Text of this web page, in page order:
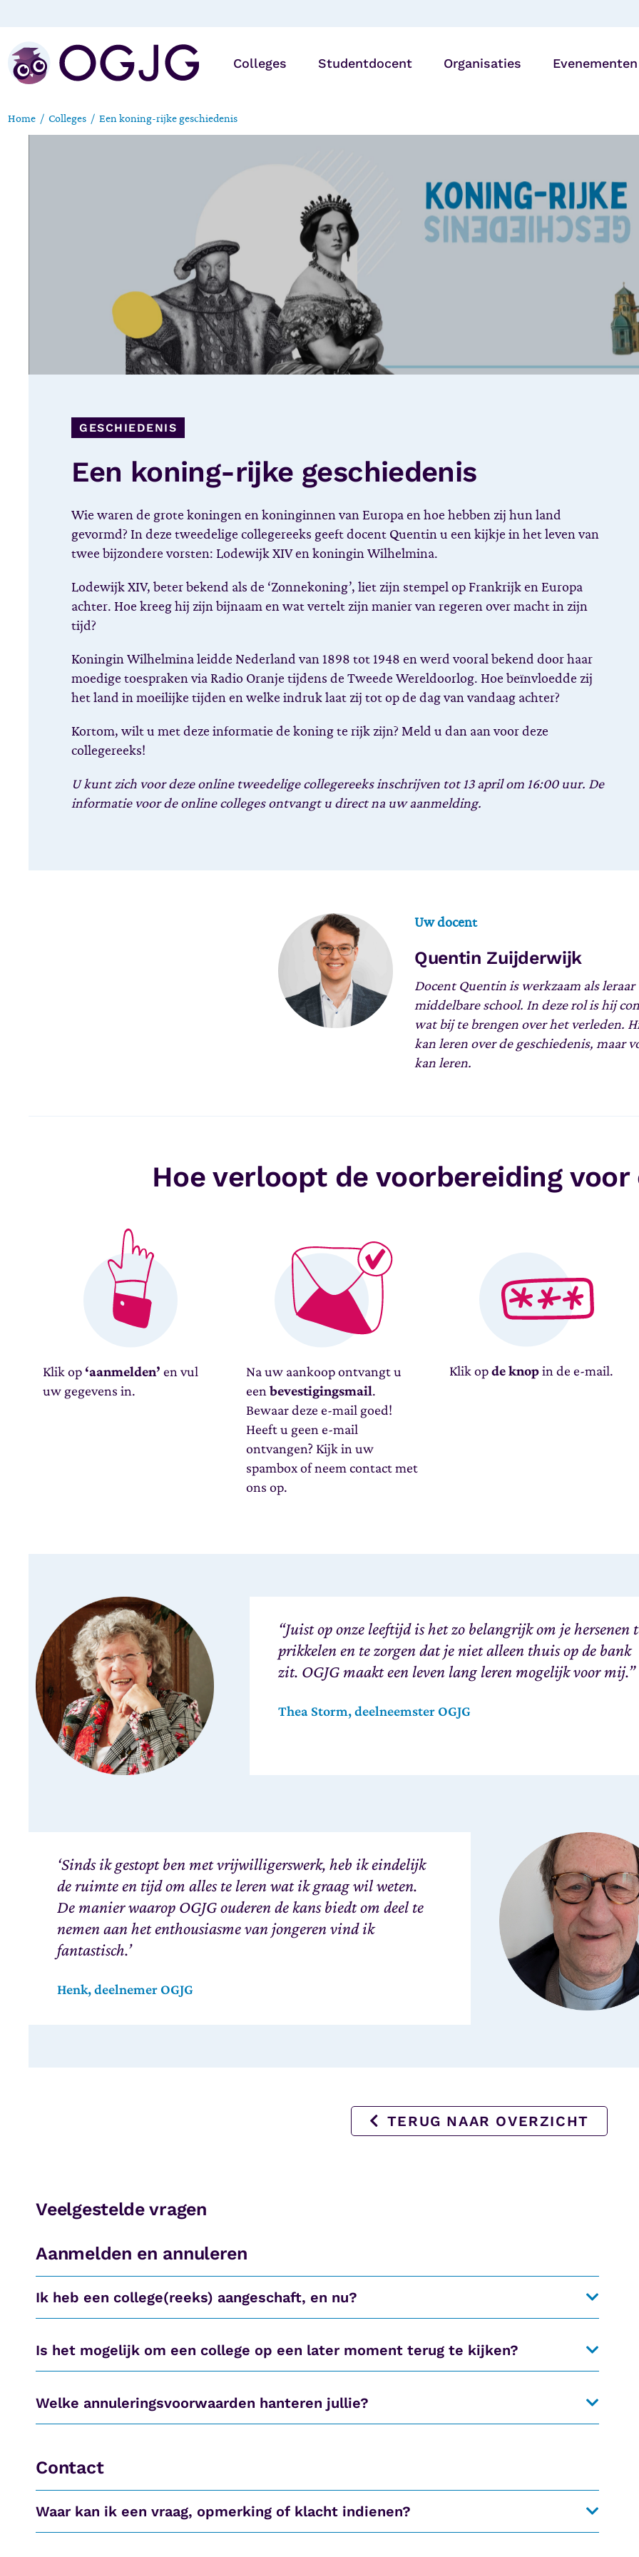
Colleges Studentdocent Organisaties
Zorg- en
welzijnsorganisaties
Evenementen
Home Colleges Een koning-rijke geschiedenis
GESCHIEDENIS
Een koning-rijke geschiedenis
Wie waren de grote koningen en koninginnen van Europa en hoe hebben zij hun land
gevormd? In deze tweedelige collegereeks geeft docent Quentin u een kijkje in het leven van
twee bijzondere vorsten: Lodewijk XIV en koningin Wilhelmina.
Lodewijk XIV, beter bekend als de ‘Zonnekoning’, liet zijn stempel op Frankrijk en Europa
achter. Hoe kreeg hij zijn bijnaam en wat vertelt zijn manier van regeren over macht in zijn
tijd?
Koningin Wilhelmina leidde Nederland van 1898 tot 1948 en werd vooral bekend door haar
moedige toespraken via Radio Oranje tijdens de Tweede Wereldoorlog. Hoe beïnvloedde zij
het land in moeilijke tijden en welke indruk laat zij tot op de dag van vandaag achter?
Kortom, wilt u met deze informatie de koning te rijk zijn? Meld u dan aan voor deze
collegereeks!
U kunt zich voor deze online tweedelige collegereeks inschrijven tot 13 april om 16:00 uur. De
informatie voor de online colleges ontvangt u direct na uw aanmelding.
Uw docent
Quentin Zuijderwijk
Docent Quentin is werkzaam als leraar
middelbare school. In deze rol is hij
wat bij te brengen over het verleden.
kan leren over de geschiedenis, maar
kan leren.
Hoe verloopt de voorbereiding voor
Klik op ‘aanmelden’ en vul
uw gegevens in.
Na uw aankoop ontvangt u
eenbevestigingsmail.
Bewaar deze e-mail goed!
Heeft u geen e-mail
ontvangen? Kijk in uw
spambox of neem contact met
ons op.
Klik opde knopin de e-mail.
“Juist op onze leeftijd is het zo belangrijk om je hersenen
prikkelen en te zorgen dat je niet alleen thuis op de bank
zit. OGJG maakt een leven lang leren mogelijk voor mij.”
Thea Storm, deelneemster OGJG
‘Sinds ik gestopt ben met vrijwilligerswerk, heb ik eindelijk
de ruimte en tijd om alles te leren wat ik graag wil weten.
De manier waarop OGJG ouderen de kans biedt om deel te
nemen aan het enthousiasme van jongeren vind ik
fantastisch.’
Henk, deelnemer OGJG
TERUG NAAR OVERZICHT
Veelgestelde vragen
Aanmelden en annuleren
Ik heb een college(reeks) aangeschaft, en nu?
Is het mogelijk om een college op een later moment terug te kijken?
Welke annuleringsvoorwaarden hanteren jullie?
Contact
Waar kan ik een vraag, opmerking of klacht indienen?